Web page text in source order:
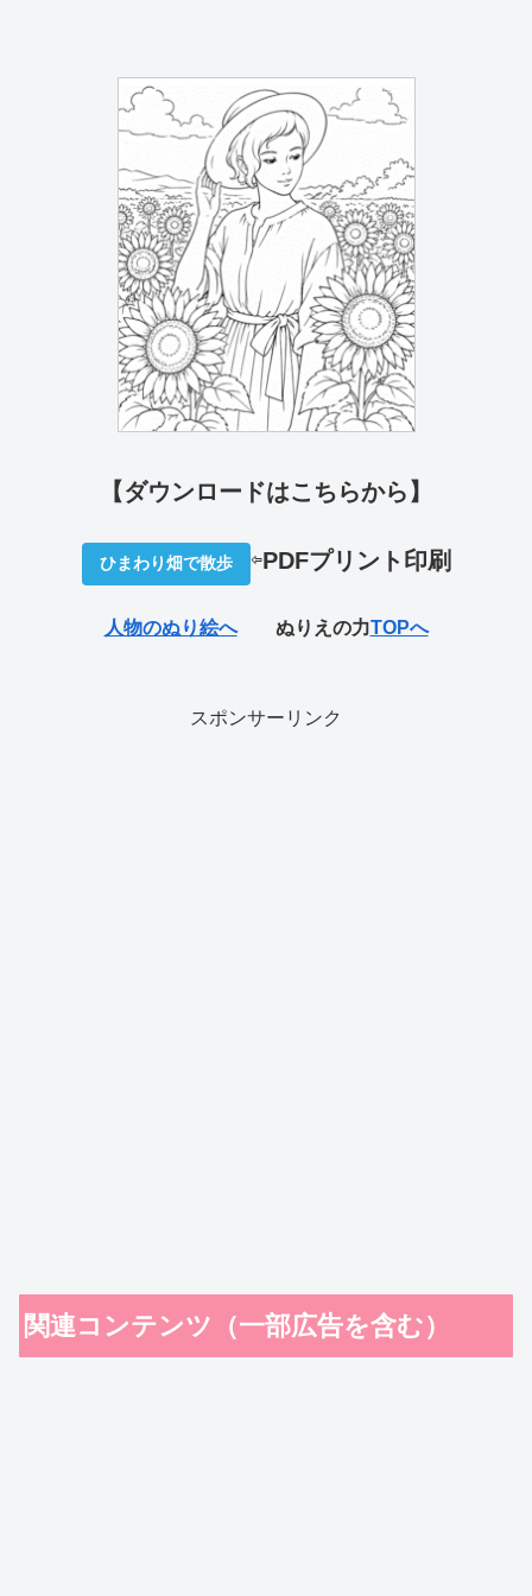
【ダウンロードはこちらから】
ひまわり畑で散歩 ⇦PDFプリ ント印刷
人物のぬり絵へぬりえの力TOPへ
スポンサーリンク
関連コンテンツ（一部広告を含む）